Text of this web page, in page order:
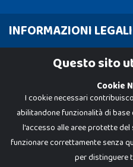
INFORMAZIONI LEGALI
Cookie PolicyQuesto sito
Cookie
I cookie necessari
abilitandone funzionalità di
l'accesso alle aree protette
funzionare correttamente senza
per distinguere